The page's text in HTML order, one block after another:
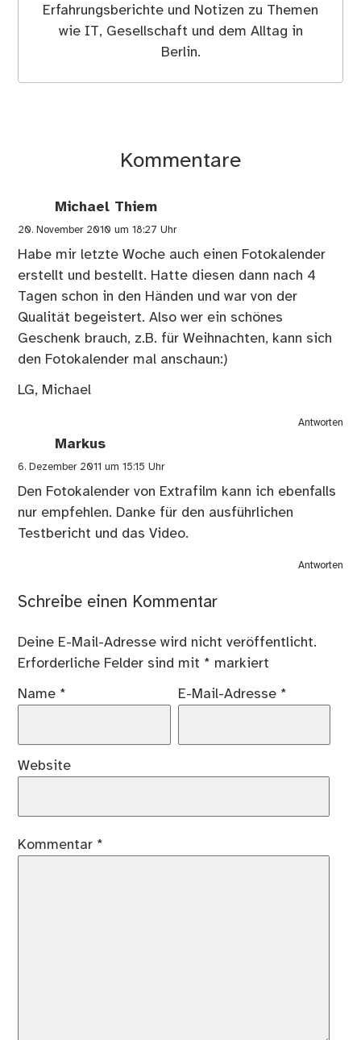
Erfahrungsberichte und Notizen zu Themen
wie IT, Gesellschaft und dem Alltag in
Berlin.
Kommentare
Michael Thiem
20. November 2010 um 18:27 Uhr
Habe mir letzte Woche auch einen Fotokalender
erstellt und bestellt. Hatte diesen dann nach 4
Tagen schon in den Händen und war von der
Qualität begeistert. Also wer ein schönes
Geschenk brauch, z.B. für Weihnachten, kann sich
den Fotokalender mal anschaun:)
LG, Michael
Antworten
Markus
6. Dezember 2011 um 15:15 Uhr
Den Fotokalender von Extrafilm kann ich ebenfalls
nur empfehlen. Danke für den ausführlichen
Testbericht und das Video.
Antworten
Schreibe einen Kommentar
Deine E-Mail-Adresse wird nicht veröffentlicht.
Erforderliche Felder sind mit * markiert
Name * E-Mail-Adresse *
Website
Kommentar *